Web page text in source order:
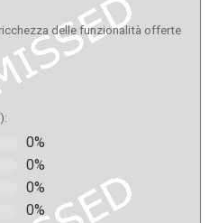
delle funzionalità offerte
0%
0%
0%
0%